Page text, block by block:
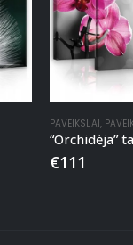
PAVEIKSLAI,
“Orchidėja”
€111